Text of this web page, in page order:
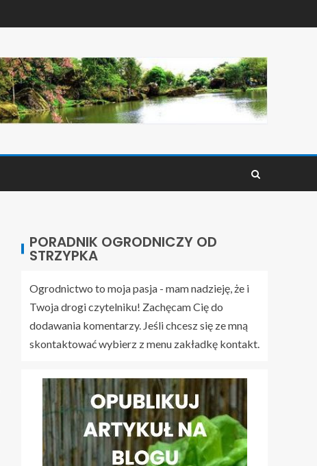
PORADNIK OGRODNICZY OD
STRZYPKA
Ogrodnictwo to moja pasja - mam nadzieję, że i
Twoja drogi czytelniku! Zachęcam Cię do
dodawania komentarzy. Jeśli chcesz się ze mną
skontaktować wybierz z menu zakładkę kontakt.